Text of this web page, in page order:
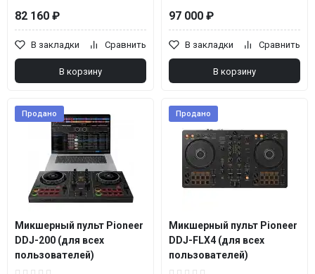
82 160 ₽
В закладки Сравнить
В корзину
97 000 ₽
В закладки Сравнить
В корзину
Продано
Микшерный пульт Pioneer
DDJ-200 (для всех
пользователей)
Продано
Микшерный пульт Pioneer
DDJ-FLX4 (для всех
пользователей)